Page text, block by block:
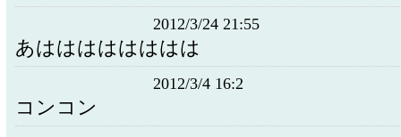
2012/3/24 21:55
あはははははははは
2012/3/4 16:2
コンコン